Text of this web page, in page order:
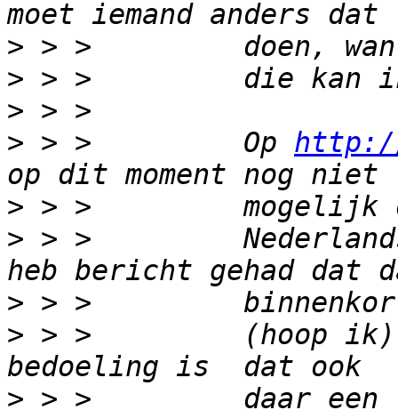
>
>
>
> > >         Op http://
>
> > >
>
> > >         (hoop ik)
>